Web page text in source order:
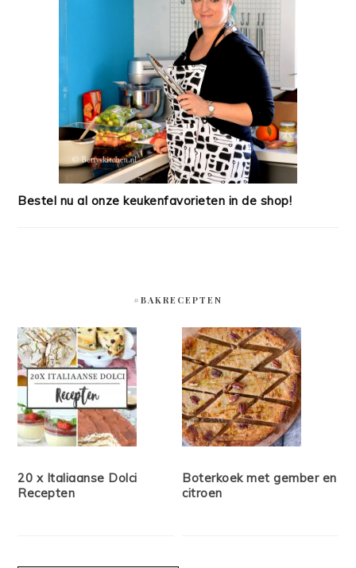
Bestel nu al onze keukenfavorieten in de shop!
#BAKRECEPTEN
20 x Italiaanse Dolci
Recepten
Boterkoek met gember en
citroen